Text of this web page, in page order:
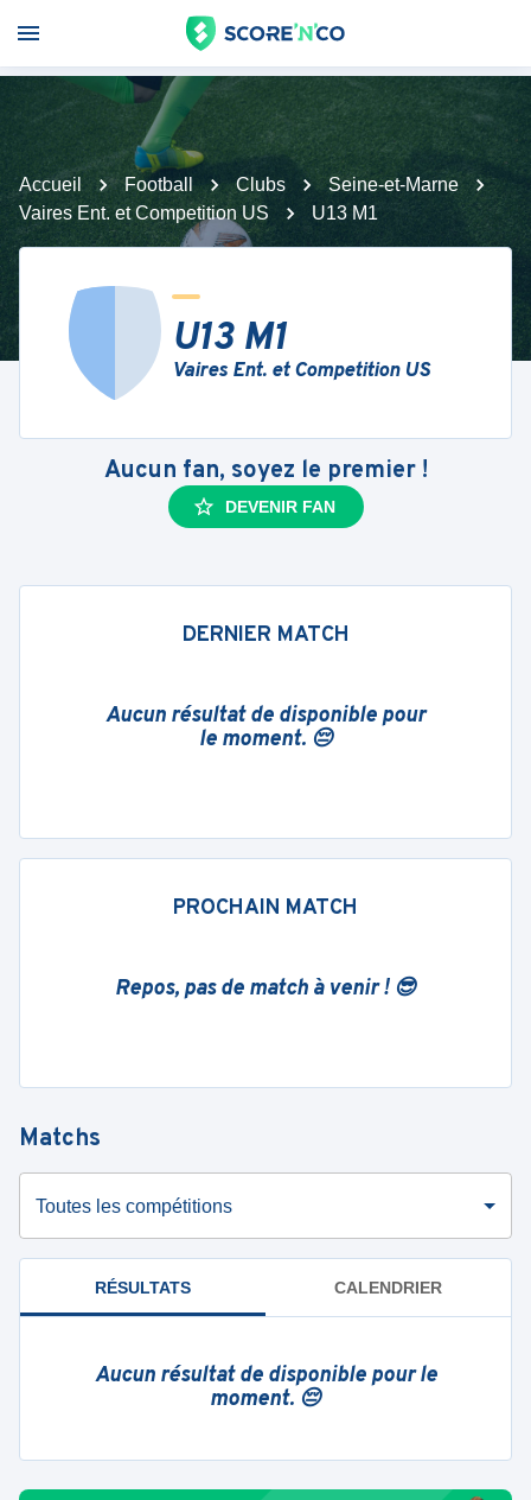
Accueil Football Clubs
Seine-et-Marne
Vaires Ent. et Competition US
U13 M1
U13 M1
Vaires Ent. et Competition US
Aucun fan, soyez le premier !
DEVENIR FAN
DERNIER MATCH
Aucun résultat de disponible pour
le moment. 😔
PROCHAIN MATCH
Repos, pas de match à venir ! 😎
Matchs
Toutes les compétitions
RÉSULTATS CALENDRIER
Aucun résultat de disponible pour le
moment. 😔